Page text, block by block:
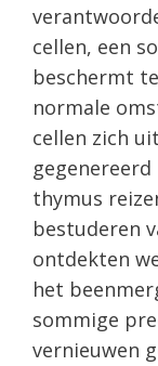
cellen, een
beschermt
normale
cellen zich
thymus
bestuderen
ontdekten
het
sommige
vernieuwen